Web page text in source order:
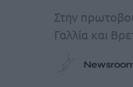
Στην
Γαλλία και